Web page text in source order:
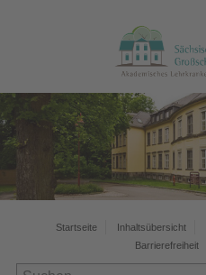
Startseite Inhaltsübersicht
Barrierefreiheit